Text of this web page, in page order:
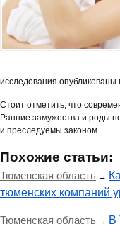
исследования
Стоит отметить, что
Ранние замужества и роды
и преследуемы законом.
Похожие статьи:
Тюменская область →
тюменских компаний
Тюменская область → В